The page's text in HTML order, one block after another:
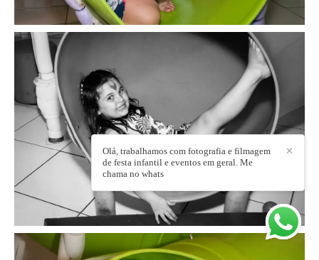
✕
Olá, trabalhamos com fotografia e filmagem
de festa infantil e eventos em geral. Me
chama no whats